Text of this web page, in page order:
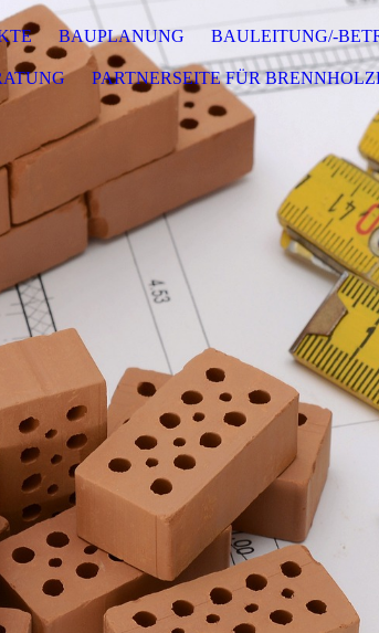
BAUPLANUNG BAULEITUNG/-
PARTNERSEITE FÜR